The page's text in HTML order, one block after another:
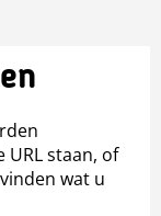
staan, of
wat u